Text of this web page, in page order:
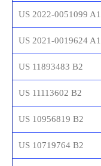
US 2022-0051099 A1
US 2021-0019624 A1
US 11893483 B2
US 11113602 B2
US 10956819 B2
US 10719764 B2